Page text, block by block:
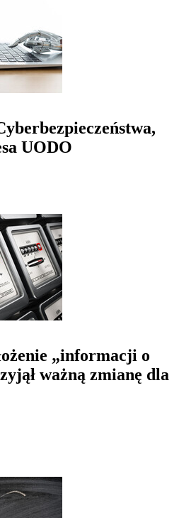
UODO
„informacji o
ważną zmianę dla